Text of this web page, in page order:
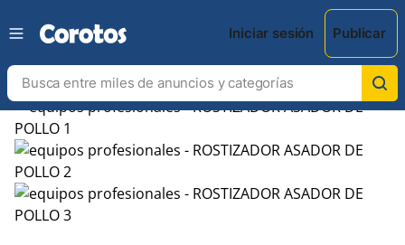
Iniciar sesión Publicar